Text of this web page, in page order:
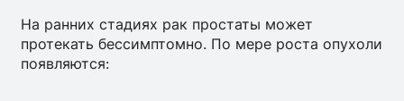
На ранних стадиях рак простаты может
протекать бессимптомно. По мере роста опухоли
появляются: